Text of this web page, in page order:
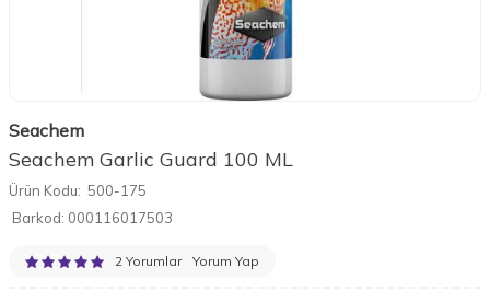
Seachem
Seachem Garlic Guard 100 ML
Ürün Kodu: 500-175
Barkod: 000116017503
2 Yorumlar Yorum Yap